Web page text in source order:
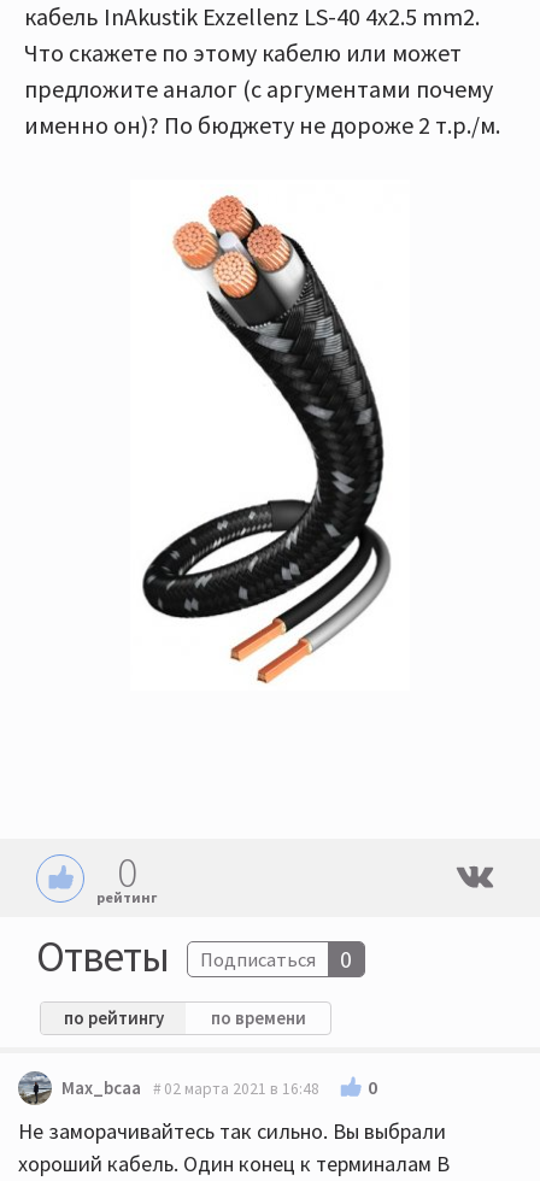
кабель InAkustik Exzellenz LS-40 4x2.5 mm2.
Что скажете по этому кабелю или может
предложите аналог (с аргументами почему
именно он)? По бюджету не дороже 2 т.р./м.
0
рейтинг
Ответы Подписаться 0
по рейтингу по времени
Max_bcaa 02 марта 2021 в 16:48 0
Не заморачивайтесь так сильно. Вы выбрали
хороший кабель. Один конец к терминалам B